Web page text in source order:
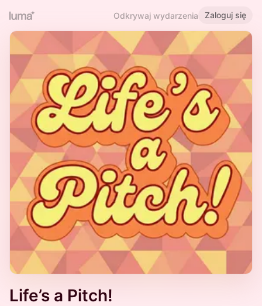
Odkrywaj wydarzenia Zaloguj się
Life’s a Pitch!